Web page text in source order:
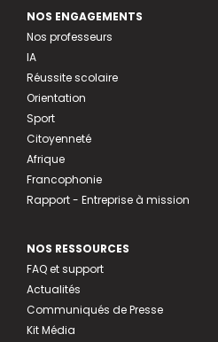
NOS ENGAGEMENTS
Nos professeurs
IA
Réussite scolaire
Orientation
Sport
Citoyenneté
Afrique
Francophonie
Rapport - Entreprise à mission
NOS RESSOURCES
FAQ et support
Actualités
Communiqués de Presse
Kit Média